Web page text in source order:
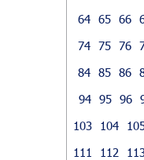
64 65 66
74 75 76
84 85 86
94 95 96
103
104
111
112